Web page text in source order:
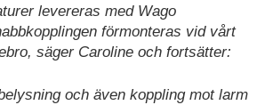
levereras med Wago
förmonteras vid vårt
säger Caroline och fortsätter:
och även koppling mot larm